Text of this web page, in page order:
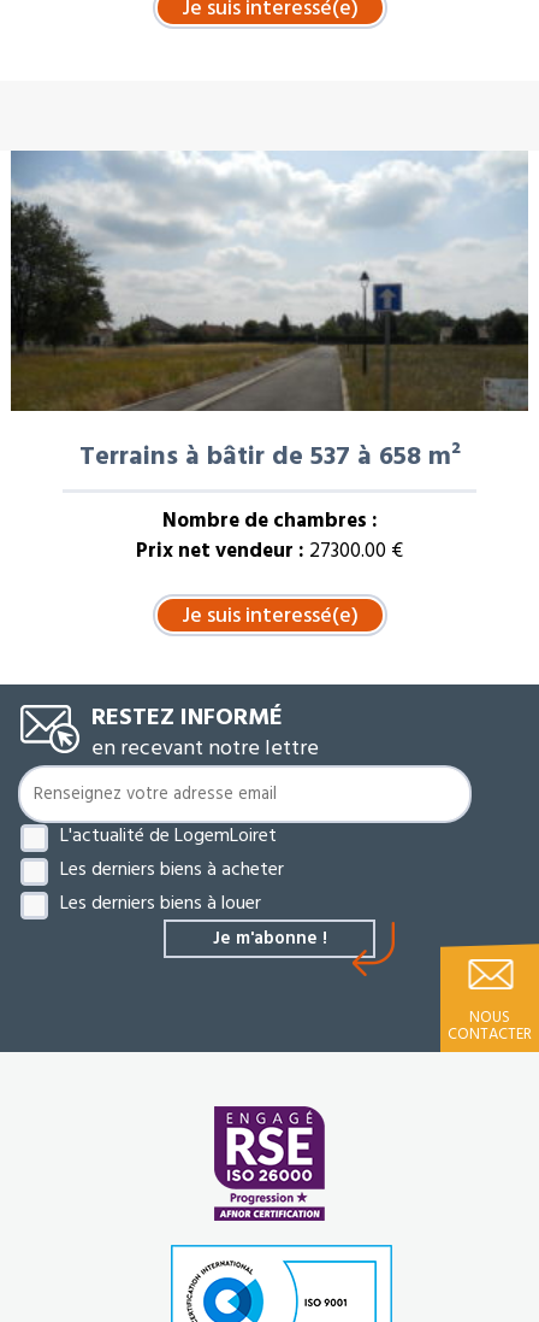
Terrains à bâtir de 537 à 658 m²
Nombre de chambres :
Prix net vendeur : 27300.00 €
RESTEZ INFORMÉ
en recevant notre lettre
L'actualité de LogemLoiret
Les derniers biens à acheter
Les derniers biens à louer
NOUS
CONTACTER